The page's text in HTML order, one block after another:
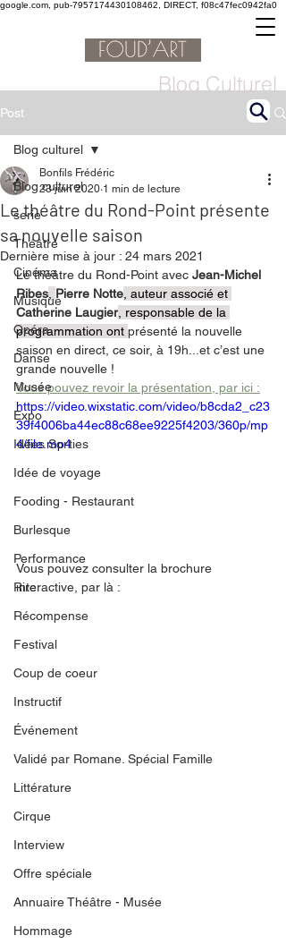
google.com, pub-7957174430108462, DIRECT, f08c47fec0942fa0
Blog Culturel
Post
Blog culturel
serie
Théâtre
Cinéma
Musique
Opéra
Danse
Musée
Expo
Idées Sorties
Idée de voyage
Fooding - Restaurant
Burlesque
Performance
Rire
Récompense
Festival
Coup de coeur
Instructif
Événement
Validé par Romane. Spécial Famille
Littérature
Cirque
Interview
Offre spéciale
Annuaire Théâtre - Musée
Hommage
Blog culturel
Le théâtre du Rond-Point présente
sa nouvelle saison
Bonfils Frédéric
23 juin 2020 1 min de lecture
Dernière mise à jour : 24 mars 2021
Le théâtre du Rond-Point avec Jean-Michel
Ribes Pierre Notte , auteur associé et
Catherine Laugier , responsable de la
programmation ont présenté la nouvelle
saison en direct, ce soir, à 19h...et c’est une
grande nouvelle !
Vous pouvez revoir la présentation, par ici :
https://video.wixstatic.com/video/b8cda2_c23
39f4006ba44ec88c68ee9225f4203/360p/mp
4/file.mp4
Vous pouvez consulter la brochure
interactive, par là :